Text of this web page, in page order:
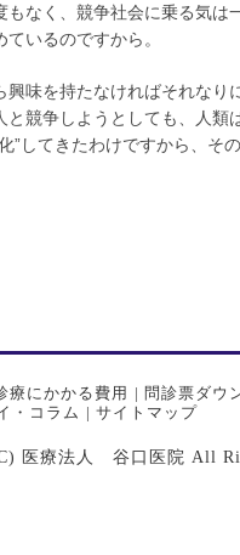
なく、競争社会に乗る気は
いるのですから。
味を持たなければそれなり
競争しようとしても、人類
”してきたわけですから、そ
療にかかる費用 | 問診票ダウ
・コラム | サイトマップ
医療法人 谷口医院 All